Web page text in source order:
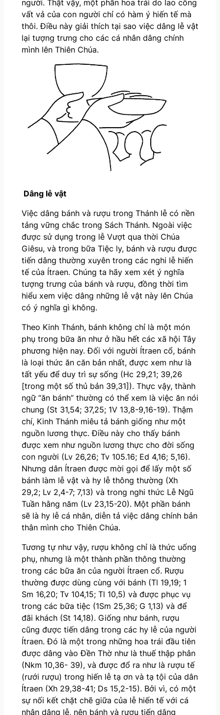
người. Thật vậy, một phần hoa trái do lao công
vất vả của con người chỉ có hàm ý hiến tế mà
thôi. Điều này giải thích tại sao việc dâng lễ vật
lại tượng trưng cho các cá nhân dâng chính
mình lên Thiên Chúa.
Dâng lễ vật
Việc dâng bánh và rượu trong Thánh lễ có nền
tảng vững chắc trong Sách Thánh. Ngoài việc
được sử dụng trong lễ Vượt qua thời Chúa
Giêsu, và trong bữa Tiệc ly, bánh và rượu được
tiến dâng thường xuyên trong các nghi lễ hiến
tế của Ítraen. Chúng ta hãy xem xét ý nghĩa
tượng trưng của bánh và rượu, đồng thời tìm
hiểu xem việc dâng những lễ vật này lên Chúa
có ý nghĩa gì không.
Theo Kinh Thánh, bánh không chỉ là một món
phụ trong bữa ăn như ở hầu hết các xã hội Tây
phương hiện nay. Đối với người Ítraen cổ, bánh
là loại thức ăn căn bản nhất, được xem như là
tất yếu để duy trì sự sống (Hc 29,21; 39,26
[trong một số thủ bản 39,31]). Thực vậy, thành
ngữ “ăn bánh” thường có thể xem là việc ăn nói
chung (St 31,54; 37,25; 1V 13,8-9,16-19). Thậm
chí, Kinh Thánh miêu tả bánh giống như một
nguồn lương thực. Điều này cho thấy bánh
được xem như nguồn lương thực cho đời sống
con người (Lv 26,26; Tv 105.16; Ed 4,16; 5,16).
Nhưng dân Ítraen được mời gọi để lấy một số
bánh làm lễ vật và hy lễ thông thường (Xh
29,2; Lv 2,4-7; 7,13) và trong nghi thức Lễ Ngũ
Tuần hằng năm (Lv 23,15-20). Một phần bánh
sẽ là hy lễ cá nhân, diễn tả việc dâng chính bản
thân mình cho Thiên Chúa.
Tương tự như vậy, rượu không chỉ là thức uống
phụ, nhưng là một thành phần thông thường
trong các bữa ăn của người Ítraen cổ. Rượu
thường được dùng cùng với bánh (Tl 19,19; 1
Sm 16,20; Tv 104,15; Tl 10,5) và được phục vụ
trong các bữa tiệc (1Sm 25,36; G 1,13) và để
đãi khách (St 14,18). Giống như bánh, rượu
cũng được tiến dâng trong các hy lễ của người
Ítraen. Đó là một trong những hoa trái đầu tiên
được dâng vào Đền Thờ như là thuế thập phân
(Nkm 10,36- 39), và được đổ ra như là rượu tế
(rưới rượu) trong hiến lễ tạ ơn và tạ tội của dân
Ítraen (Xh 29,38-41; Ds 15,2-15). Bởi vì, có một
sự nối kết chặt chẽ giữa của lễ hiến tế với cá
nhân dâng lễ, nên bánh và rượu tiến dâng